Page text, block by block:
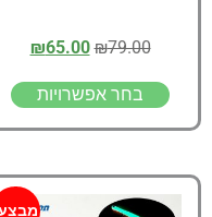
₪79.00
₪65.00
בחר אפשרויות